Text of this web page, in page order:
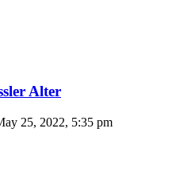
Alter
25, 2022, 5:35 pm